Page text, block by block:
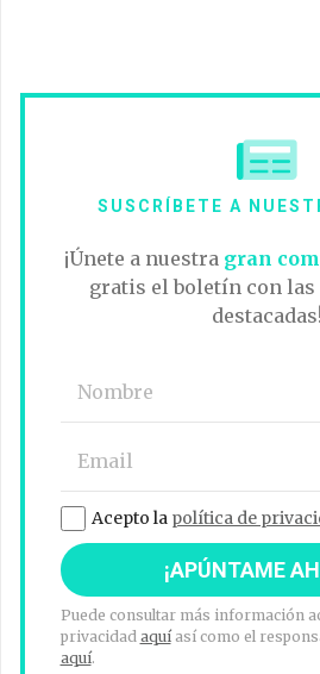
SUSCRÍBETE A
¡Únete a nuestra gran
gratis el boletín con
destacadas!
Acepto la política de
Puede consultar más información
privacidad aquíasí como el
aquí.